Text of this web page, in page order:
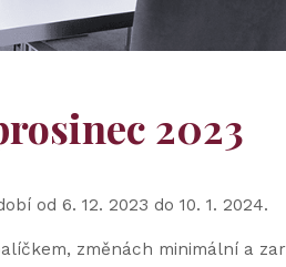
2023
od 6. 12. 2023 do 10. 1. 2024.
změnách minimální a